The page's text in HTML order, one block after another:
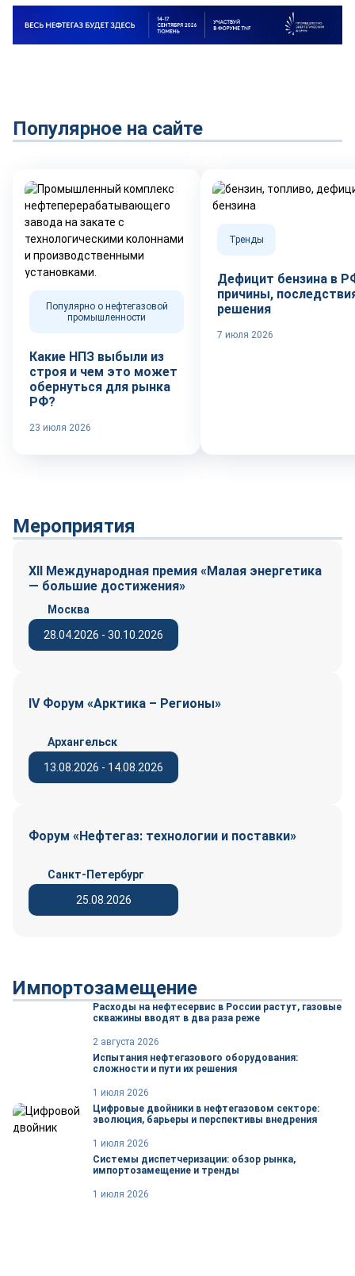
Популярное на сайте
Популярно о нефтегазовой
промышленности
Какие НПЗ выбыли из
строя и чем это может
обернуться для рынка
РФ?
23 июля 2026
Тренды
Дефицит бензина в
причины,
решения
7 июля 2026
Мероприятия
XII Международная премия «Малая энергетика
— большие достижения»
28.04.2026 - 30.10.2026
Москва
IV Форум «Арктика – Регионы»
13.08.2026 - 14.08.2026
Архангельск
Форум «Нефтегаз: технологии и поставки»
25.08.2026
Санкт-Петербург
Импортозамещение
Расходы на нефтесервис в России растут, газовые
скважины вводят в два раза реже
2 августа 2026
Испытания нефтегазового оборудования:
сложности и пути их решения
1 июля 2026
Цифровые двойники в нефтегазовом секторе:
эволюция, барьеры и перспективы внедрения
1 июля 2026
Системы диспетчеризации: обзор рынка,
импортозамещение и тренды
1 июля 2026